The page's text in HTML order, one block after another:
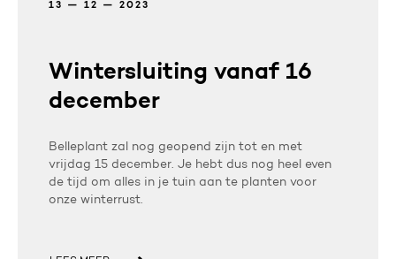
13 — 12 — 2023
Wintersluiting vanaf 16
december
Belleplant zal nog geopend zijn tot en met
vrijdag 15 december. Je hebt dus nog heel even
de tijd om alles in je tuin aan te planten voor
onze winterrust.